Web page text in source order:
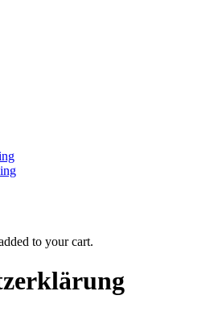
to your cart.